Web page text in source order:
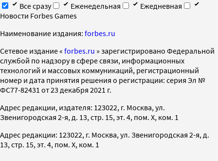
Все сразу
Еженедельная
Ежедневная
Новости Forbes Games
Наименование издания: forbes.ru
Cетевое издание « forbes.ru » зарегистрировано Федеральной
службой по надзору в сфере связи, информационных
технологий и массовых коммуникаций, регистрационный
номер и дата принятия решения о регистрации: серия Эл №
ФС77-82431 от 23 декабря 2021 г.
Адрес редакции, издателя: 123022, г. Москва, ул.
Звенигородская 2-я, д. 13, стр. 15, эт. 4, пом. X, ком. 1
Адрес редакции: 123022, г. Москва, ул. Звенигородская 2-я, д.
13, стр. 15, эт. 4, пом. X, ком. 1